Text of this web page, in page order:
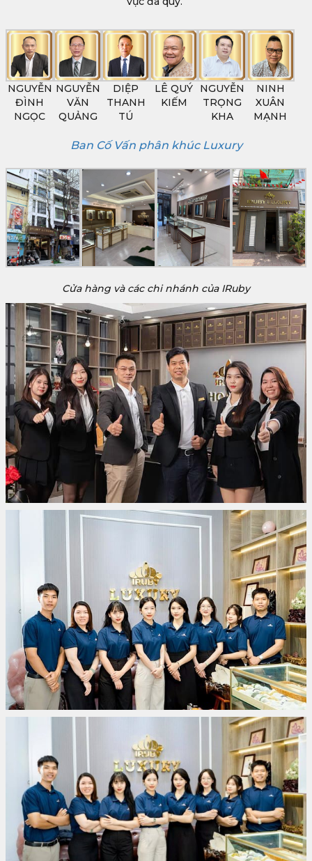
NGUYỄN
ĐÌNH
NGỌC
NGUYỄN
VĂN
QUẢNG
DIỆP
THANH
TÚ
LÊ QUÝ
KIẾM
NGUYỄN
TRỌNG
KHA
NINH
XUÂN
MẠNH
Ban Cố Vấn phân khúc Luxury
Cửa hàng và các chi nhánh của IRuby